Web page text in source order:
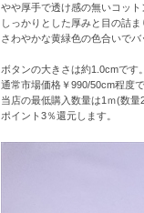
やや厚手で透け感の無いコット
しっかりとした厚みと目の詰
さわやかな黄緑色の色合いで
ボタンの大きさは約1.0cmです。
通常市場価格￥990/50cm程度
当店の最低購入数量は1ｍ(数
ポイント3％還元します。